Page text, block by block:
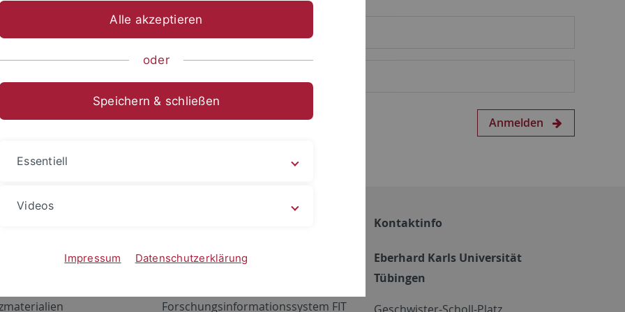
Anmelden
Netzwerk
ALMA
Forschungsinformationssystem FIT
Kontaktinfo
Eberhard Karls Universität
Tübingen
Alle akzeptieren
oder
Speichern & schließen
Essentiell
Videos
Impressum Datenschutzerklärung